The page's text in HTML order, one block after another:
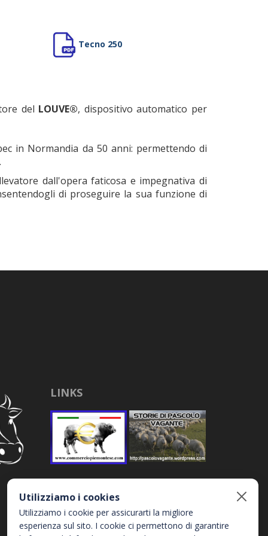
Tecno 250
del LOUVE®, dispositivo automatico per
in Normandia da 50 anni: permettendo di
dall'opera faticosa e impegnativa di
di proseguire la sua funzione di
LINKS
Utilizziamo i cookies
Utilizziamo i cookie per assicurarti la migliore
esperienza sul sito. I cookie ci permettono di garantire